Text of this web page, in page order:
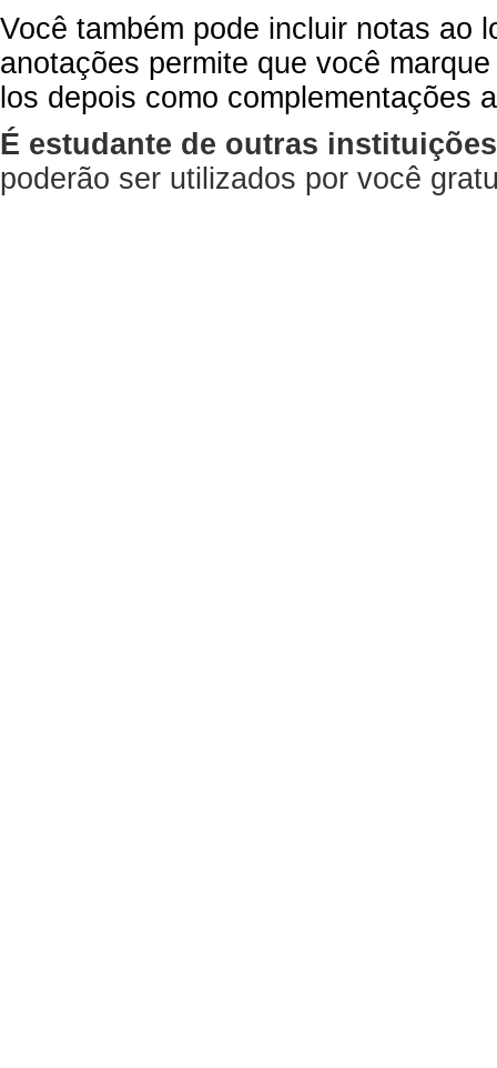
Você também pode incluir notas ao
anotações permite que você
los depois como complementações
É estudante de outras
poderão ser utilizados por você